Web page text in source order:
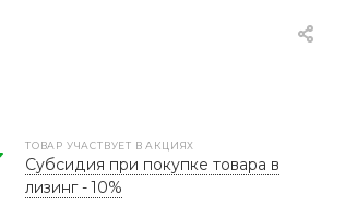
ТОВАР УЧАСТВУЕТ В АКЦИЯХ
Субсидия при покупке товара в
лизинг - 10%